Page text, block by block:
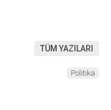
TÜM YAZILARI
Politika